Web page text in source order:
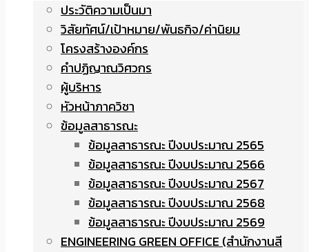
ประวัติความเป็นมา
วิสัยทัศน์/เป้าหมาย/พันธกิจ/ค่านิยม
โครงสร้างองค์กร
คำปฏิญาณวิศวกร
ผู้บริหาร
หัวหน้าภาควิชา
ข้อมูลสาธารณะ
ข้อมูลสาธารณะ ปีงบประมาณ 2565
ข้อมูลสาธารณะ ปีงบประมาณ 2566
ข้อมูลสาธารณะ ปีงบประมาณ 2567
ข้อมูลสาธารณะ ปีงบประมาณ 2568
ข้อมูลสาธารณะ ปีงบประมาณ 2569
ENGINEERING GREEN OFFICE (สำนักงานสี